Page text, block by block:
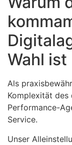
Wahl ist
Als
Komplexität des
Performance-
Service.
Unser